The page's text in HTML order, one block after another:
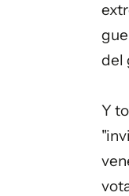
del
Y